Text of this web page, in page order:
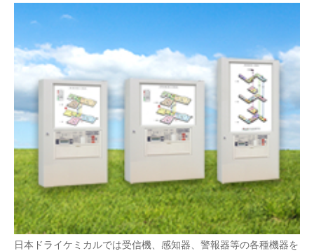
日本ドライケミカルでは受信機、感知器、警報器等の各種機器を